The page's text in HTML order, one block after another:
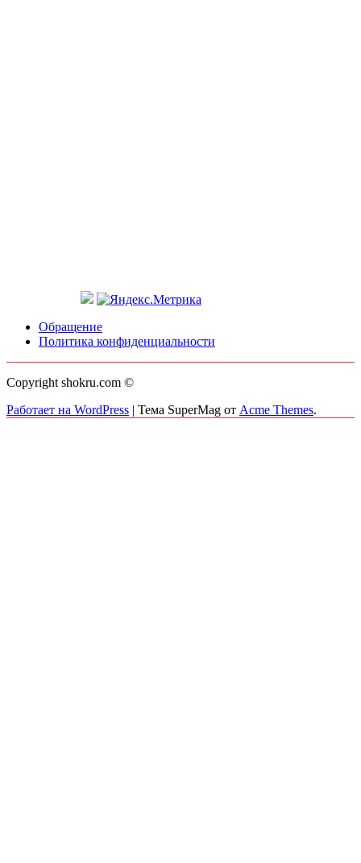
Обращение
Политика конфиденциальности
Copyright shokru.com ©
Работает на WordPress | Тема SuperMag от Acme Themes.